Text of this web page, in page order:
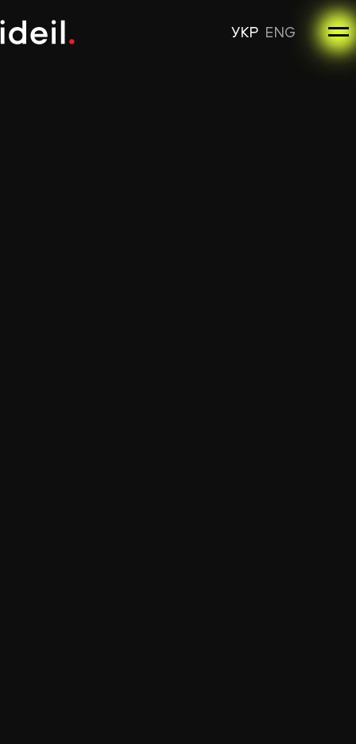
УКР ENG